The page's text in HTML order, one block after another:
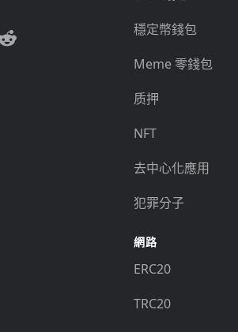
穩定幣錢包
Meme 零錢包
质押
NFT
去中心化應用
犯罪分子
網路
ERC20
TRC20